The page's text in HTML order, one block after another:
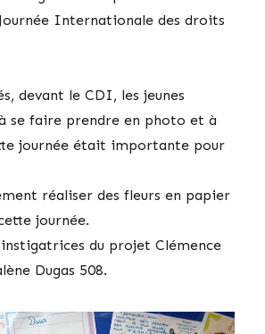
Internationale des droits
devant le CDI, les jeunes
se faire prendre en photo et à
journée était importante pour
réaliser des fleurs en papier
journée.
du projet Clémence
Dugas 508.